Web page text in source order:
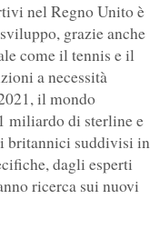
nel Regno Unito è
grazie anche
come il tennis e il
a necessità
il mondo
miliardo di sterline e
britannici suddivisi in
dagli esperti
ricerca sui nuovi